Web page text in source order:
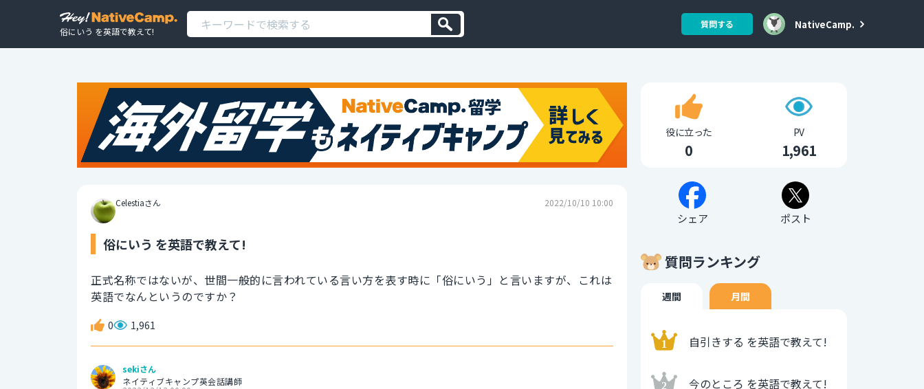
俗にいう を英語で教えて!
質問する NativeCamp.
Celestiaさん 2022/10/10 10:00
俗にいう を英語で教えて!
正式名称ではないが、世間一般的に言われている言い方を表す時に「俗にいう」と言いますが、これは
英語でなんというのですか？
0 1,961
sekiさん
ネイティブキャンプ英会話講師
役に立った
0
PV
1,961
シェア ポスト
質問ランキング
週間 月間
自引きする を英語で教えて!
今のところ を英語で教えて!